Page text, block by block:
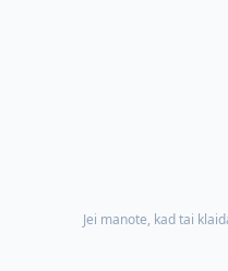
Jei manote, kad tai